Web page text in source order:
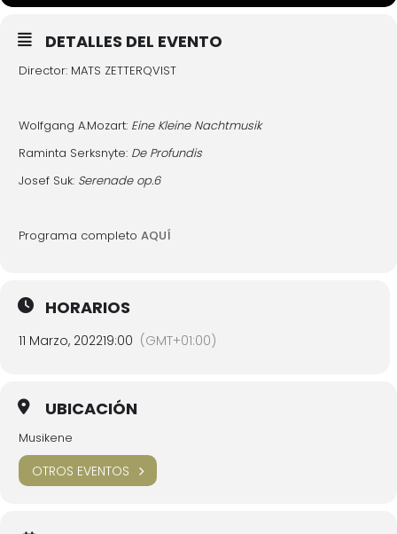
DETALLES DEL EVENTO
Director: MATS ZETTERQVIST
Wolfgang A.Mozart: Eine Kleine Nachtmusik
Raminta Serksnyte: De Profundis
Josef Suk: Serenade op.6
Programa completo AQUÍ
HORARIOS
11 Marzo, 202219:00 (GMT+01:00)
UBICACIÓN
Musikene
OTROS EVENTOS